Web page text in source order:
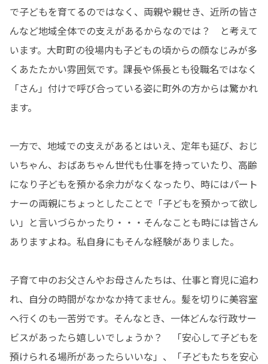
で子どもを育てるのではなく、両親や親せき、近所の皆さ
んなど地域全体での支えがあるからなのでは？　と考えて
います。大町町の役場内も子どもの頃からの顔なじみが多
くあたたかい雰囲気です。課長や係長とも役職名ではなく
「さん」付けで呼び合っている姿に町外の方からは驚かれ
ます。
一方で、地域での支えがあるとはいえ、定年も延び、おじ
いちゃん、おばあちゃん世代も仕事を持っていたり、高齢
になり子どもを預かる余力がなくなったり、時にはパート
ナーの両親にちょっとしたことで「子どもを預かって欲し
い」と言いづらかったり・・・そんなことも時には皆さん
ありますよね。私自身にもそんな経験がありました。
子育て中のお父さんやお母さんたちは、仕事と育児に追わ
れ、自分の時間がなかなか持てません。髪を切りに美容室
へ行くのも一苦労です。そんなとき、一体どんな行政サー
ビスがあったら嬉しいでしょうか？　「安心して子どもを
預けられる場所があったらいいな」、「子どもたちを安心